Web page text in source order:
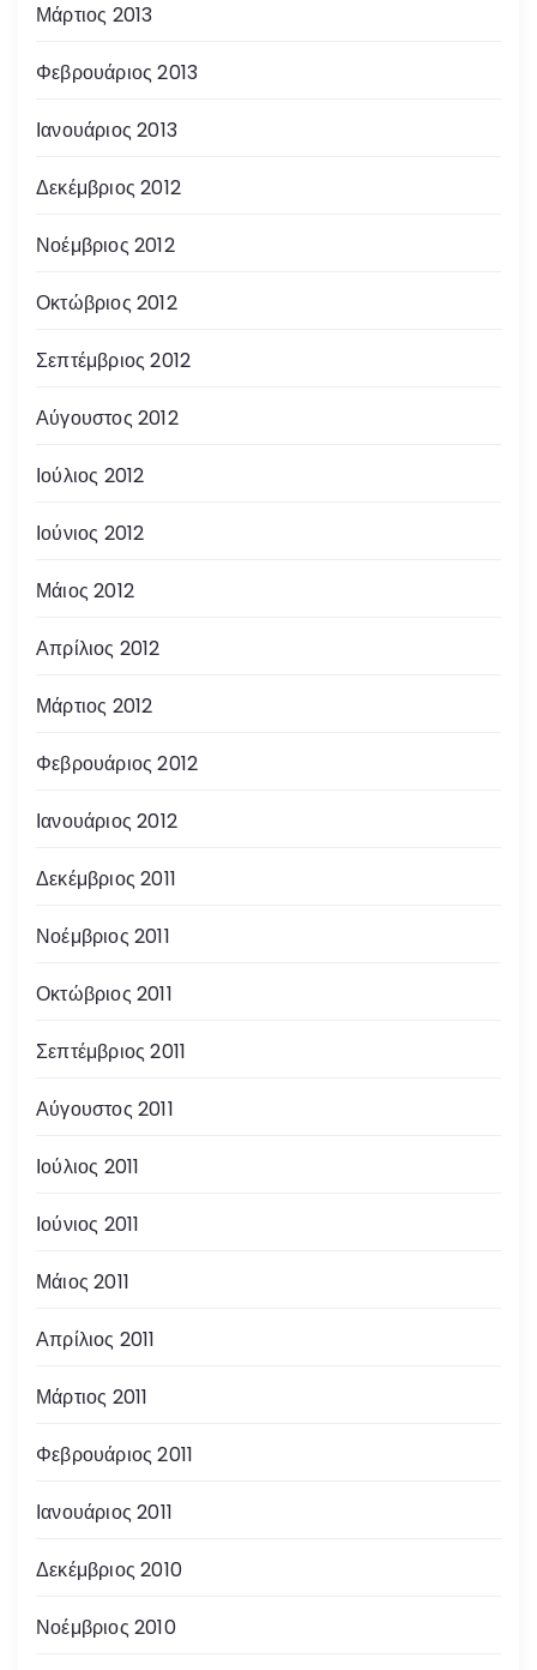
Μάρτιος 2013
Φεβρουάριος 2013
Ιανουάριος 2013
Δεκέμβριος 2012
Νοέμβριος 2012
Οκτώβριος 2012
Σεπτέμβριος 2012
Αύγουστος 2012
Ιούλιος 2012
Ιούνιος 2012
Μάιος 2012
Απρίλιος 2012
Μάρτιος 2012
Φεβρουάριος 2012
Ιανουάριος 2012
Δεκέμβριος 2011
Νοέμβριος 2011
Οκτώβριος 2011
Σεπτέμβριος 2011
Αύγουστος 2011
Ιούλιος 2011
Ιούνιος 2011
Μάιος 2011
Απρίλιος 2011
Μάρτιος 2011
Φεβρουάριος 2011
Ιανουάριος 2011
Δεκέμβριος 2010
Νοέμβριος 2010